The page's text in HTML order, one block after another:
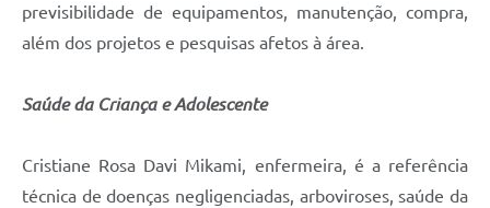
previsibilidade de equipamentos, manutenção, compra,
além dos projetos e pesquisas afetos à área.
Saúde da Criança e Adolescente
Cristiane Rosa Davi Mikami, enfermeira, é a referência
técnica de doenças negligenciadas, arboviroses, saúde da